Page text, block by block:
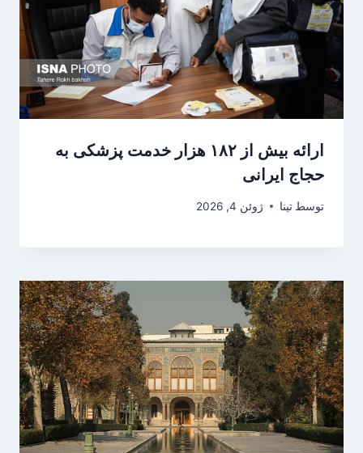
ارائه بیش از ۱۸۲ هزار خدمت پزشکی به
حجاج ایرانی
توسط تینا ژوئن 4, 2026